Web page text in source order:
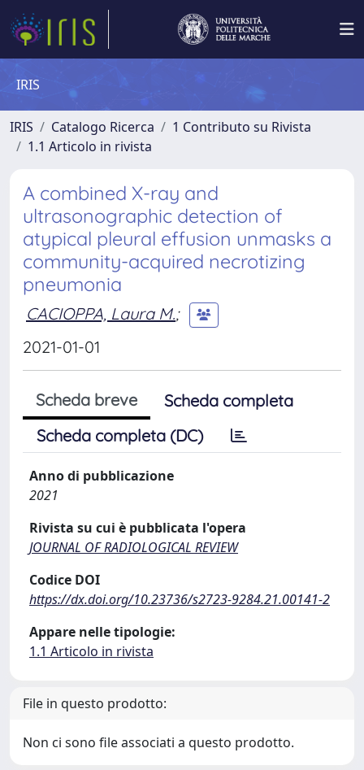
IRIS
IRIS Catalogo Ricerca
1 Contributo su Rivista
1.1 Articolo in rivista
A combined X-ray and
ultrasonographic detection of
atypical pleural effusion unmasks a
community-acquired necrotizing
pneumonia
CACIOPPA, Laura M.;
2021-01-01
Scheda breve
Scheda completa
Scheda completa (DC)
Anno di pubblicazione
2021
Rivista su cui è pubblicata l'opera
JOURNAL OF RADIOLOGICAL REVIEW
Codice DOI
https://dx.doi.org/10.23736/s2723-9284.21.00141-2
Appare nelle tipologie:
1.1 Articolo in rivista
File in questo prodotto:
Non ci sono file associati a questo prodotto.